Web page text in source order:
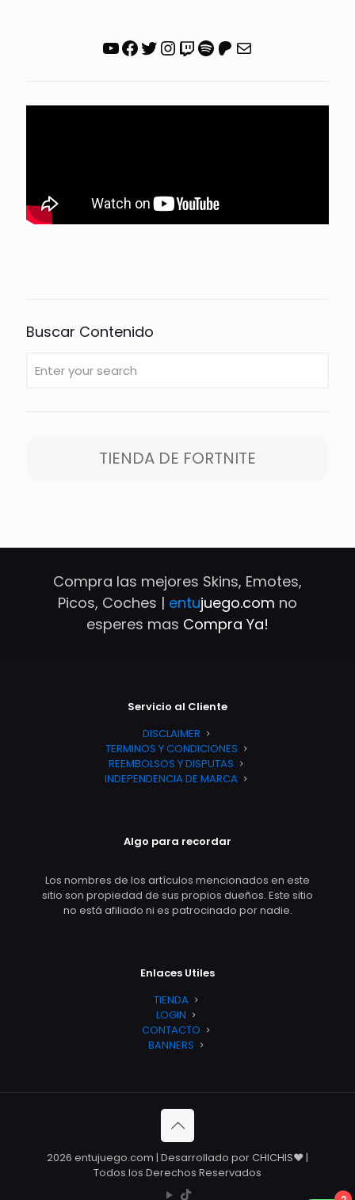
YouTube
Facebook
Twitter
Instagram
Twitch
Spotify
Patreon
Correo electrónico
Buscar Contenido
TIENDA DE FORTNITE
Compra las mejores Skins, Emotes,
Picos, Coches | entujuego.com no
esperes mas Compra Ya!
Servicio al Cliente
DISCLAIMER
TERMINOS Y CONDICIONES
REEMBOLSOS Y DISPUTAS
INDEPENDENCIA DE MARCA
Algo para recordar
Los nombres de los artículos mencionados en este
sitio son propiedad de sus propios dueños. Este sitio
no está afiliado ni es patrocinado por nadie.
Enlaces Utiles
TIENDA
LOGIN
CONTACTO
BANNERS
2026 entujuego.com | Desarrollado por CHICHIS❤️ |
Todos los Derechos Reservados